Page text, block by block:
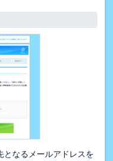
となるメールアドレスを